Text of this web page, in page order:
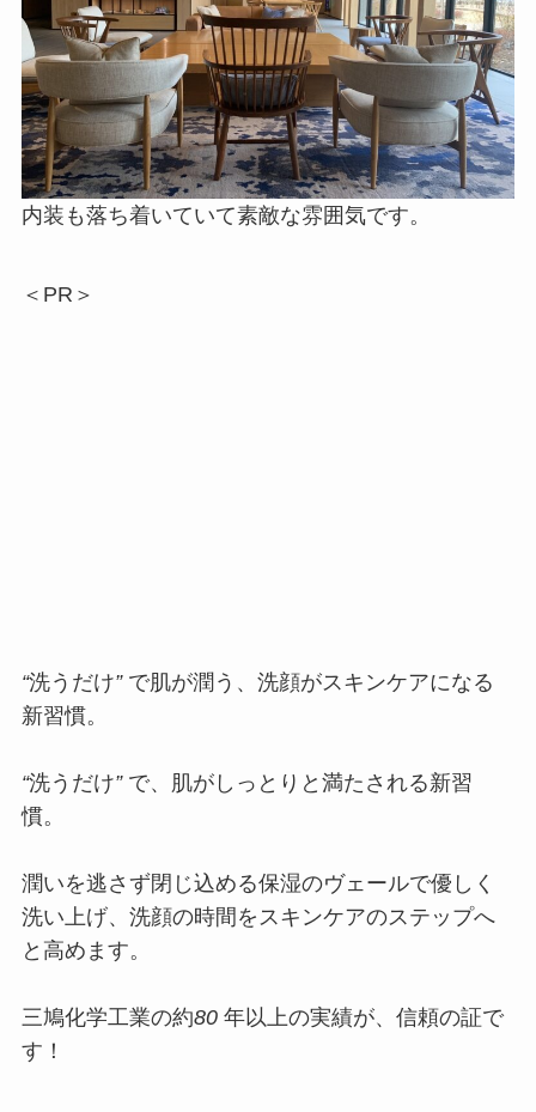
“洗うだけ”で肌が潤う、洗顔がスキンケアになる
新習慣。
“洗うだけ
で、肌がしっとりと満たされる新習
慣。
潤いを逃さず閉じ込める保湿のヴェールで優しく
と高めます。
このホテルには、冬と春の2回泊ま
ったんだけど、両方ともツインル
スタンダードツイン